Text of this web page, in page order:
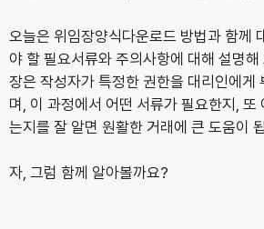
오늘은 위임장양식다운로드 방법과 함께
야 할 필요서류와 주의사항에 대해 설명
장은 작성자가 특정한 권한을 대리인에게
며, 이 과정에서 어떤 서류가 필요한지, 또
는지를 잘 알면 원활한 거래에 큰 도움이
자, 그럼 함께 알아볼까요?